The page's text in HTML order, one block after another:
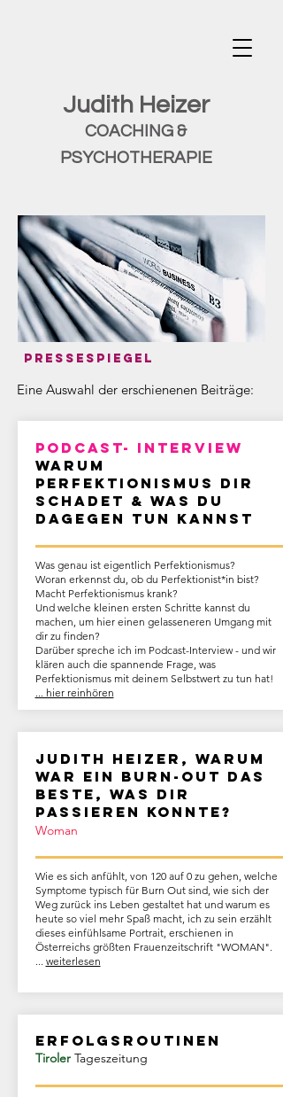
Judith Heizer
COACHING &
PSYCHOTHERAPIE
Pressespiegel
Eine Auswahl der erschienenen Beiträge:
podcast- interview
Warum
Perfektionismus dir
schadet & was du
dagegen tun kannst
Was genau ist eigentlich Perfektionismus?
Woran erkennst du, ob du Perfektionist*in bist?
Macht Perfektionismus krank?
Und welche kleinen ersten Schritte kannst du
machen, um hier einen gelasseneren Umgang mit
dir zu finden?
Darüber spreche ich im Podcast-Interview - und wir
klären auch die spannende Frage, was
Perfektionismus mit deinem Selbstwert zu tun hat!
... hier reinhören
Judith Heizer, warum
war ein Burn-out das
Beste, was dir
passieren konnte?
Woman
Wie es sich anfühlt, von 120 auf 0 zu gehen, welche
Symptome typisch für Burn Out sind, wie sich der
Weg zurück ins Leben gestaltet hat und warum es
heute so viel mehr Spaß macht, ich zu sein erzählt
dieses einfühlsame Portrait, erschienen in
Österreichs größten Frauenzeitschrift "WOMAN".
... weiterlesen
Erfolgsroutinen
TirolerTageszeitung